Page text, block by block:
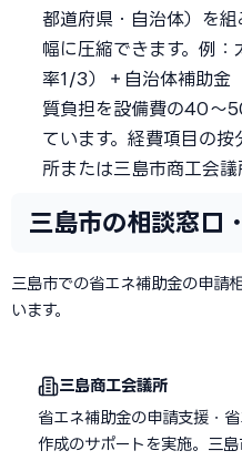
都道府県・自治体）を
幅に圧縮できます。例
率1/3）＋自治体補助金
質負担を設備費の40〜
ています。経費項目の
所または三島市商工会議
三島市の相談窓口
三島市での省エネ補助金の申請
います。
三島商工会議所
省エネ補助金の申請支援・
作成のサポートを実施。三